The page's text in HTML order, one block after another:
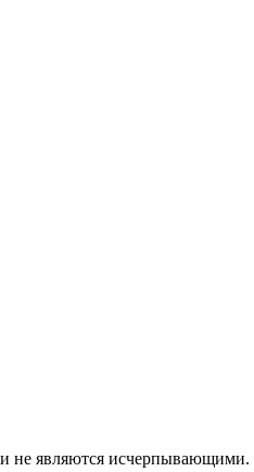
не являются